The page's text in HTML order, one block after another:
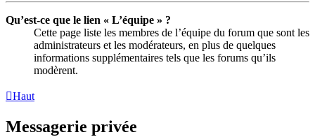
Qu’est-ce que le lien « L’équipe » ?
Cette page liste les membres de l’équipe du forum que sont les
administrateurs et les modérateurs, en plus de quelques
informations supplémentaires tels que les forums qu’ils
modèrent.
Haut
Messagerie privée